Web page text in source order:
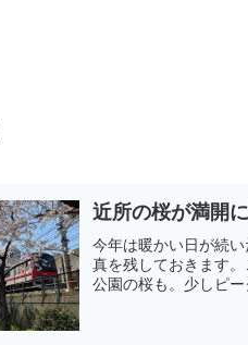
近所の桜が満開
今年は暖かい日が続
真を残しておきます
公園の桜も。少しピ